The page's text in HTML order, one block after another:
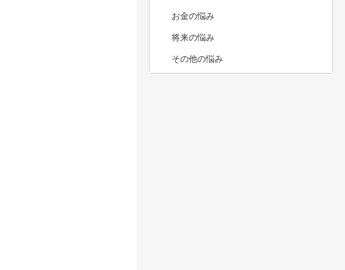
お金の悩み
将来の悩み
その他の悩み